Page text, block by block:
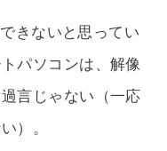
きないと思ってい
パソコンは、解像
言じゃない（一応
）。